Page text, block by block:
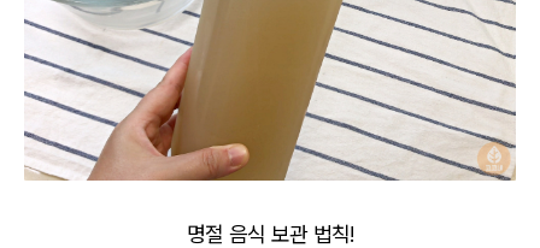
명절 음식 보관 법칙!